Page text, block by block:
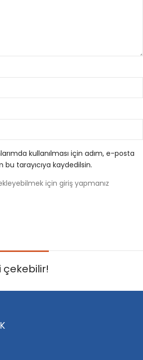
kullanılması için adım, e-posta
tarayıcıya kaydedilsin.
için giriş yapmanız
çekebilir!